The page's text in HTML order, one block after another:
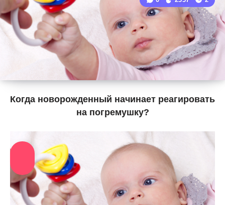
Когда новорожденный начинает реагировать
на погремушку?